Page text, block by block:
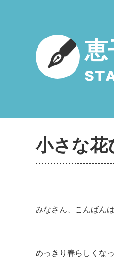
恵
小さな花
みなさん、こんばん
めっきり春らしくな